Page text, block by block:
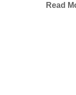
Read